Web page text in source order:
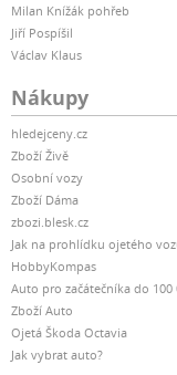
Milan Knížák pohřeb
Jiří Pospíšil
Václav Klaus
Nákupy
hledejceny.cz
Zboží Živě
Osobní vozy
Zboží Dáma
zbozi.blesk.cz
Jak na prohlídku ojetého
HobbyKompas
Auto pro začátečníka do 100
Zboží Auto
Ojetá Škoda Octavia
Jak vybrat auto?